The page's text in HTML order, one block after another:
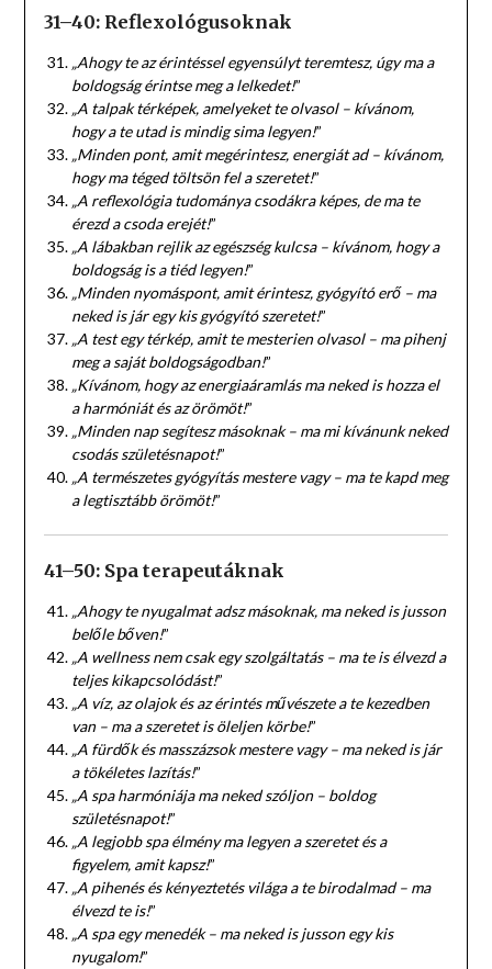
31–40: Reflexológusoknak
„Ahogy te az érintéssel egyensúlyt teremtesz, úgy ma a
boldogság érintse meg a lelkedet!”
„A talpak térképek, amelyeket te olvasol – kívánom,
hogy a te utad is mindig sima legyen!”
„Minden pont, amit megérintesz, energiát ad – kívánom,
hogy ma téged töltsön fel a szeretet!”
„A reflexológia tudománya csodákra képes, de ma te
érezd a csoda erejét!”
„A lábakban rejlik az egészség kulcsa – kívánom, hogy a
boldogság is a tiéd legyen!”
„Minden nyomáspont, amit érintesz, gyógyító erő – ma
neked is jár egy kis gyógyító szeretet!”
„A test egy térkép, amit te mesterien olvasol – ma pihenj
meg a saját boldogságodban!”
„Kívánom, hogy az energiaáramlás ma neked is hozza el
a harmóniát és az örömöt!”
„Minden nap segítesz másoknak – ma mi kívánunk neked
csodás születésnapot!”
„A természetes gyógyítás mestere vagy – ma te kapd meg
a legtisztább örömöt!”
41–50: Spa terapeutáknak
„Ahogy te nyugalmat adsz másoknak, ma neked is jusson
belőle bőven!”
„A wellness nem csak egy szolgáltatás – ma te is élvezd a
teljes kikapcsolódást!”
„A víz, az olajok és az érintés művészete a te kezedben
van – ma a szeretet is öleljen körbe!”
„A fürdők és masszázsok mestere vagy – ma neked is jár
a tökéletes lazítás!”
„A spa harmóniája ma neked szóljon – boldog
születésnapot!”
„A legjobb spa élmény ma legyen a szeretet és a
figyelem, amit kapsz!”
„A pihenés és kényeztetés világa a te birodalmad – ma
élvezd te is!”
„A spa egy menedék – ma neked is jusson egy kis
nyugalom!”